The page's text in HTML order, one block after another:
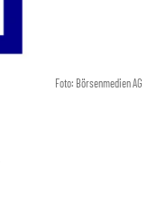
Foto: Börsenmedien AG